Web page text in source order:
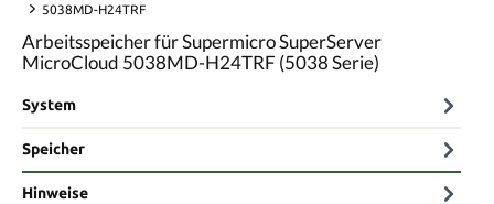
5038MD-H24TRF
Arbeitsspeicher für Supermicro SuperServer
MicroCloud 5038MD-H24TRF (5038 Serie)
System
Speicher
Hinweise